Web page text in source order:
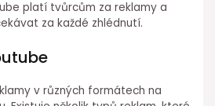
platí tvůrcům za reklamy a
za každé zhlédnutí.
v různých formátech na